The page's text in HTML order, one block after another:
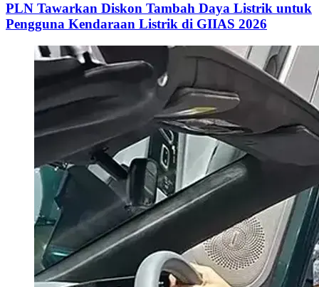
PLN Tawarkan Diskon Tambah Daya Listrik untuk
Pengguna Kendaraan Listrik di GIIAS 2026